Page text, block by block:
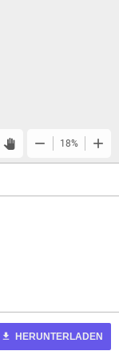
pan_tool remove 18% add
download HERUNTERLADEN